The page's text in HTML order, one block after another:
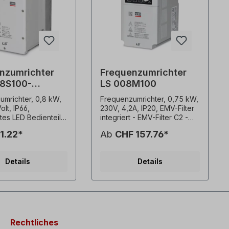
0,8 kW,
IP66,
LED Bedienteil,
Control
0.5 Hz hohe
CE, UL, cUL
Details
Frequenzumrichter
LS 008M100
Frequenzumrichter, 0,75 kW,
230V, 4,2A, IP20, EMV-Filter
integriert - EMV-Filter C2 -
Geschwindigkeitsregelung -
Schiene - Seite-an-Seite
Abstand zwischen den FU) -
Einfache Verbindung via
Ab CHF 157.76*
Details
Rechtliches